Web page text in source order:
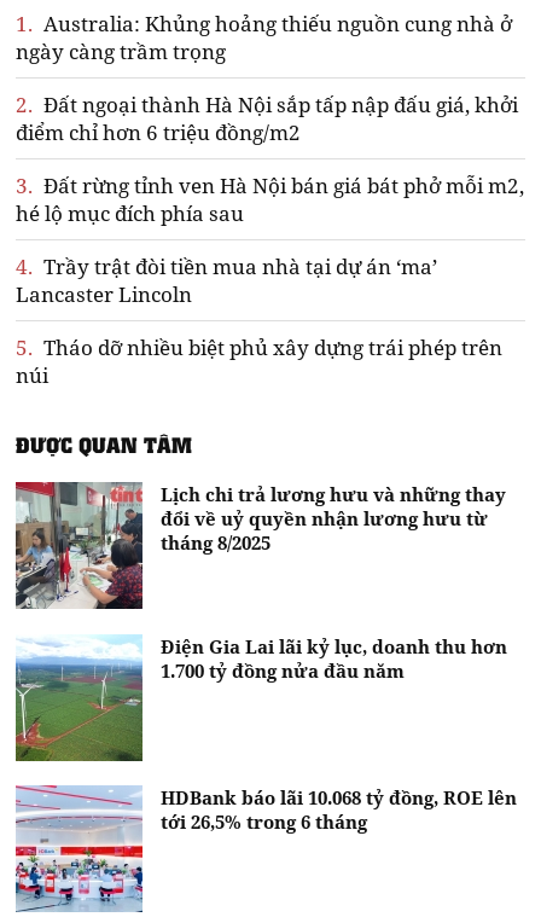
1. Australia: Khủng hoảng thiếu nguồn cung nhà ở
ngày càng trầm trọng
2. Đất ngoại thành Hà Nội sắp tấp nập đấu giá, khởi
điểm chỉ hơn 6 triệu đồng/m2
3. Đất rừng tỉnh ven Hà Nội bán giá bát phở mỗi m2,
hé lộ mục đích phía sau
4. Trầy trật đòi tiền mua nhà tại dự án ‘ma’
Lancaster Lincoln
5. Tháo dỡ nhiều biệt phủ xây dựng trái phép trên
núi
ĐƯỢC QUAN TÂM
Lịch chi trả lương hưu và những thay
đổi về uỷ quyền nhận lương hưu từ
tháng 8/2025
Điện Gia Lai lãi kỷ lục, doanh thu hơn
1.700 tỷ đồng nửa đầu năm
HDBank báo lãi 10.068 tỷ đồng, ROE lên
tới 26,5% trong 6 tháng